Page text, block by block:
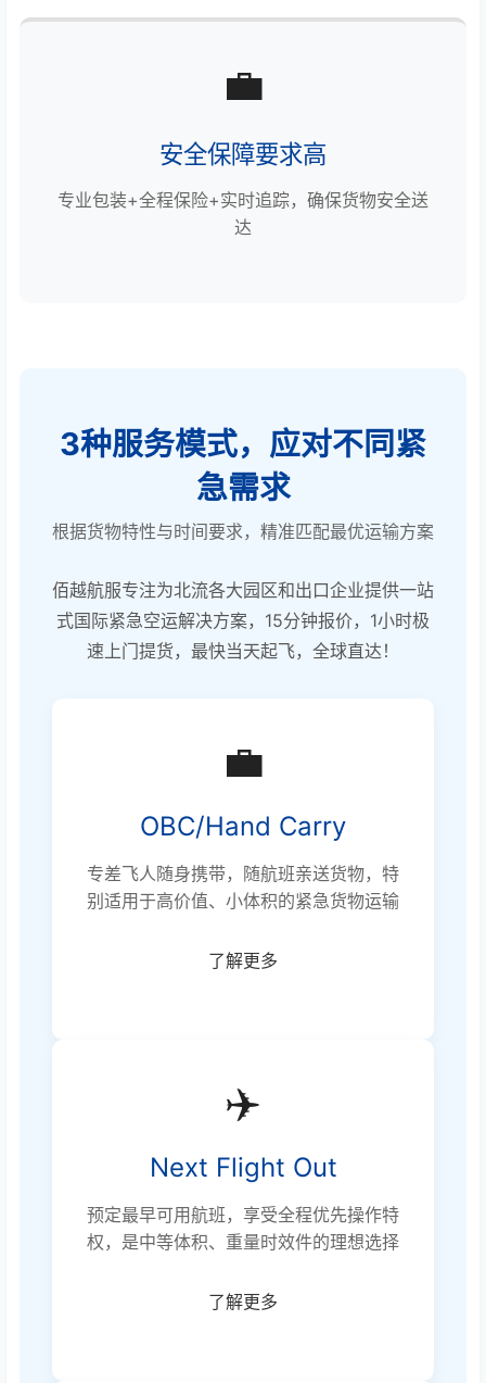
💼
安全保障要求高
专业包装+全程保险+实时追踪，确保货物安全送
达
3种服务模式，应对不同紧
急需求
根据货物特性与时间要求，精准匹配最优运输方案
佰越航服专注为北流各大园区和出口企业提供一站
式国际紧急空运解决方案，15分钟报价，1小时极
速上门提货，最快当天起飞，全球直达！
💼
OBC/Hand Carry
专差飞人随身携带，随航班亲送货物，特
别适用于高价值、小体积的紧急货物运输
了解更多
✈️
Next Flight Out
预定最早可用航班，享受全程优先操作特
权，是中等体积、重量时效件的理想选择
了解更多